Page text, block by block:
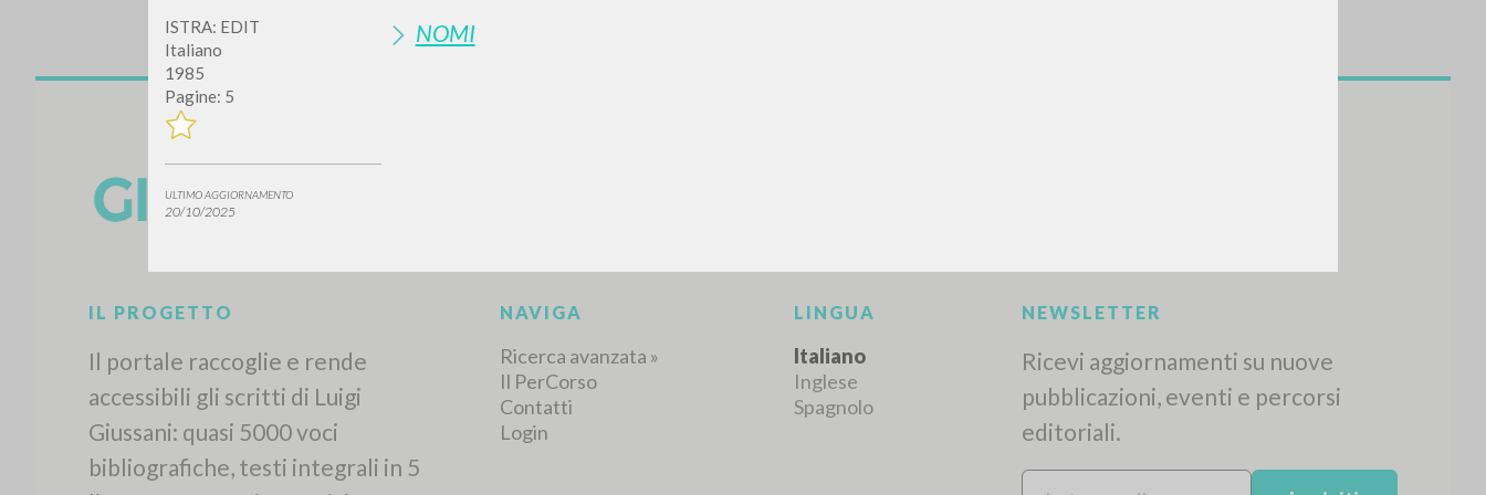
ISTRA: EDIT
Italiano
1985
Pagine: 5
ULTIMO AGGIORNAMENTO
20/10/2025
NOMI
IL PROGETTO
Il portale raccoglie e rende
accessibili gli scritti di Luigi
Giussani: quasi 5000 voci
bibliografiche, testi integrali in 5
NAVIGA
Ricerca avanzata »
Il PerCorso
Contatti
Login
LINGUA
Italiano
Inglese
Spagnolo
NEWSLETTER
Ricevi aggiornamenti su nuove
pubblicazioni, eventi e percorsi
editoriali.